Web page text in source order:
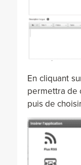
En cliquant
permettra de
puis de